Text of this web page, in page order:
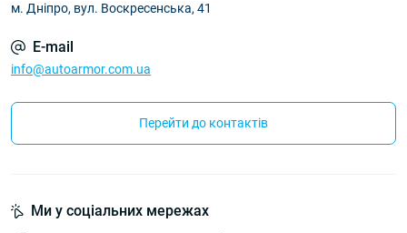
м. Дніпро, вул. Воскресенська, 41
E-mail
info@autoarmor.com.ua
Перейти до контактів
Ми у соціальних мережах